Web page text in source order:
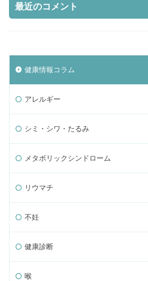
最近のコメント
健康情報コラム
アレルギー
シミ・シワ・たるみ
メタボリックシンドローム
リウマチ
不妊
健康診断
喉